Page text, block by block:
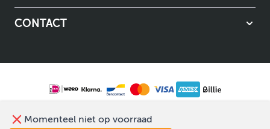
Momenteel niet op voorraad
CONTACT
© Copyright Profimart 2026.